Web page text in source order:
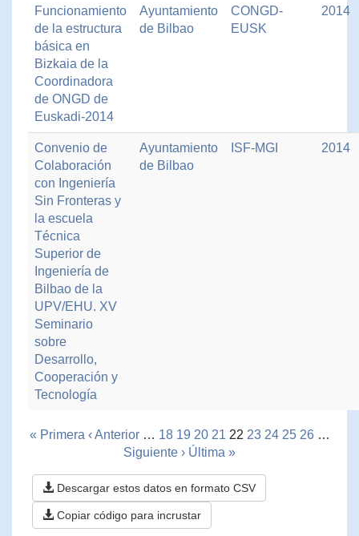
Funcionamiento
de la estructura
básica en
Bizkaia de la
Coordinadora
de ONGD de
Euskadi-2014
Ayuntamiento
de Bilbao
CONGD-
EUSK
2014
Convenio de
Colaboración
con Ingeniería
Sin Fronteras y
la escuela
Técnica
Superior de
Ingeniería de
Bilbao de la
UPV/EHU. XV
Seminario
sobre
Desarrollo,
Cooperación y
Tecnología
Ayuntamiento
de Bilbao
ISF-MGI 2014
« Primera ‹ Anterior … 18 19 20 21 22 23 24 25 26 …
Siguiente › Última »
Descargar estos datos en formato CSV
Copiar código para incrustar